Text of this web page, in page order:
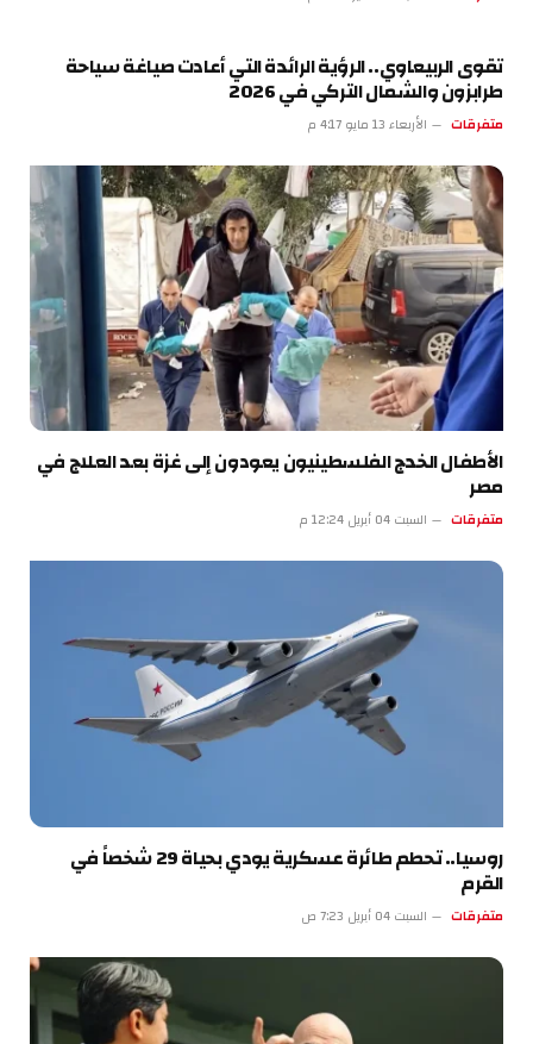
تقوى الربيعاوي.. الرؤية الرائدة التي أعادت صياغة سياحة
طرابزون والشمال التركي في 2026
متفرقات الأربعاء 13 مايو 4:17 م
الأطفال الخدج الفلسطينيون يعودون إلى غزة بعد العلاج في
مصر
متفرقات السبت 04 أبريل 12:24 م
روسيا.. تحطم طائرة عسكرية يودي بحياة 29 شخصاً في
القرم
متفرقات السبت 04 أبريل 7:23 ص